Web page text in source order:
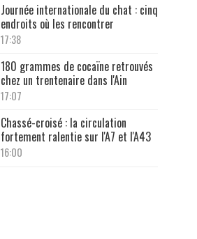
Journée internationale du chat : cinq
endroits où les rencontrer
17:38
180 grammes de cocaïne retrouvés
chez un trentenaire dans l'Ain
17:07
Chassé-croisé : la circulation
fortement ralentie sur l'A7 et l'A43
16:00